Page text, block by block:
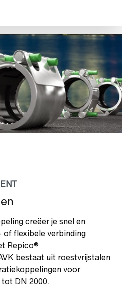
creëer je snel en
of flexibele verbinding
Repico®
bestaat uit roestvrijstalen
voor
DN 2000.